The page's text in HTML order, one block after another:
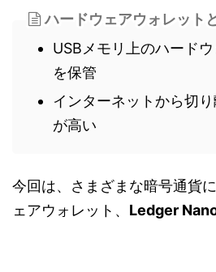
ハードウェアウォレット
USBメモリ上のハード
を保管
インターネットから切
が高い
今回は、さまざまな暗号通貨
ェアウォレット、 Ledger